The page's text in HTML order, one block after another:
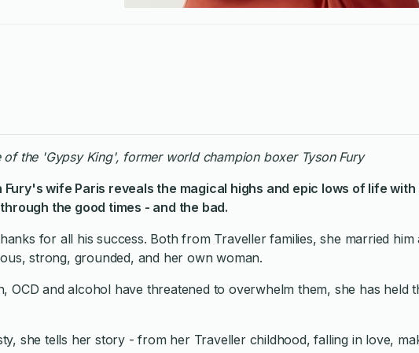
of the 'Gypsy King', former world champion boxer Tyson Fury
Fury's wife Paris reveals the magical highs and epic lows of life
the good times - and the bad.
for all his success. Both from Traveller families, she married
strong, grounded, and her own woman.
OCD and alcohol have threatened to overwhelm them, she has
she tells her story - from her Traveller childhood, falling in love,